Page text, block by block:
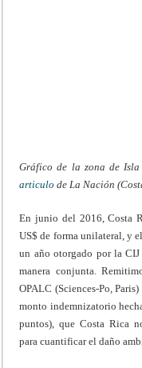
Gráfico de la zona de
articulo de La Nación
En junio del 2016, Costa
US$ de forma unilateral, y
un año otorgado por la
manera conjunta.
OPALC (Sciences-Po,
monto indemnizatorio
puntos), que Costa Rica
para cuantificar el daño